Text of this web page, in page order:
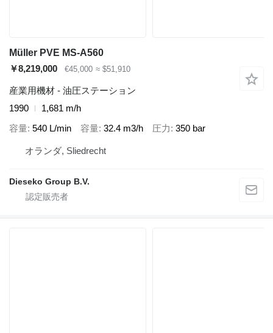
Müller PVE MS-A560
￥8,219,000
€45,000 ≈ $51,910
産業用機材 - 油圧ステーション
1990
1,681 m/h
容量 540 L/min 容量 32.4 m3/h 圧力 350 bar
オランダ, Sliedrecht
Dieseko Group B.V.